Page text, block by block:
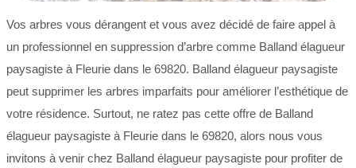
Vos arbres vous dérangent et vous avez décidé de faire appel à
un professionnel en suppression d’arbre comme Balland élagueur
paysagiste à Fleurie dans le 69820. Balland élagueur paysagiste
peut supprimer les arbres imparfaits pour améliorer l’esthétique de
votre résidence. Surtout, ne ratez pas cette offre de Balland
élagueur paysagiste à Fleurie dans le 69820, alors nous vous
invitons à venir chez Balland élagueur paysagiste pour profiter de